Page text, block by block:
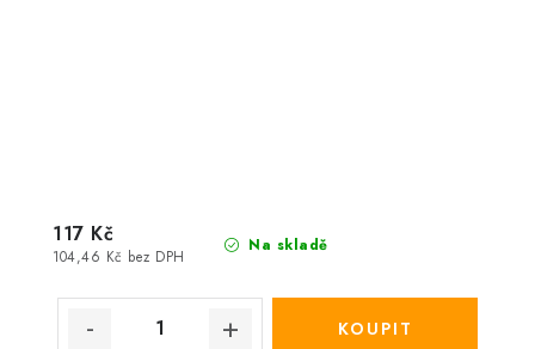
Na skladě
104,46 Kč bez DPH
117 Kč